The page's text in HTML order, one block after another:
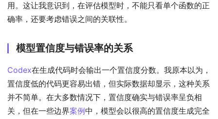
用。这让我意识到，在评估模型时，不能只看单个函数的正
确率，还要考虑错误之间的关联性。
模型置信度与错误率的关系
Codex在生成代码时会输出一个置信度分数。我原本以为，
置信度低的代码更容易出错，但实际数据却显示，这种关系
并不简单。在大多数情况下，置信度确实与错误率呈负相
关，但在一些边界案例中，模型会以很高的置信度生成完全